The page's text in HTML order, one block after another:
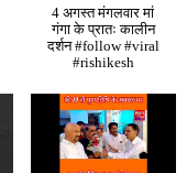
4 अगस्त मंगलवार मां
गंगा के प्रातः कालीन
दर्शन #follow #viral
#rishikesh